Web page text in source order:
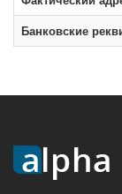
Банковские